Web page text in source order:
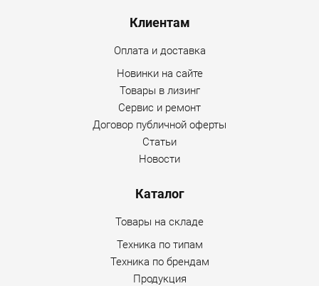
Дополнительные опции
защитная сетка на крышу;
защитная сетка на ветровое стекло, нижнее;
дополнительная гидролиния для гидромолота (без
реверсивная гидролиния для дополнительного
гидролиния управления быстросьемом;
Клиентам
Оплата и доставка
Новинки на сайте
Товары в лизинг
Сервис и ремонт
Договор публичной оферты
Статьи
Новости
Каталог
Товары на складе
Техника по типам
Техника по брендам
Продукция